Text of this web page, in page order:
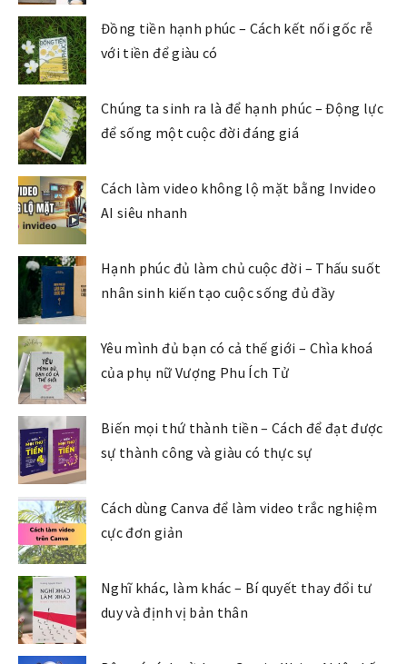
Đồng tiền hạnh phúc – Cách kết nối gốc rễ
với tiền để giàu có
Chúng ta sinh ra là để hạnh phúc – Động lực
để sống một cuộc đời đáng giá
Cách làm video không lộ mặt bằng Invideo
AI siêu nhanh
Hạnh phúc đủ làm chủ cuộc đời – Thấu suốt
nhân sinh kiến tạo cuộc sống đủ đầy
Yêu mình đủ bạn có cả thế giới – Chìa khoá
của phụ nữ Vượng Phu Ích Tử
Biến mọi thứ thành tiền – Cách để đạt được
sự thành công và giàu có thực sự
Cách dùng Canva để làm video trắc nghiệm
cực đơn giản
Nghĩ khác, làm khác – Bí quyết thay đổi tư
duy và định vị bản thân